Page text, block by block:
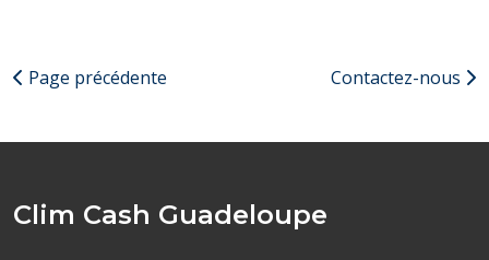
Page précédente Contactez-nous
Clim Cash Guadeloupe